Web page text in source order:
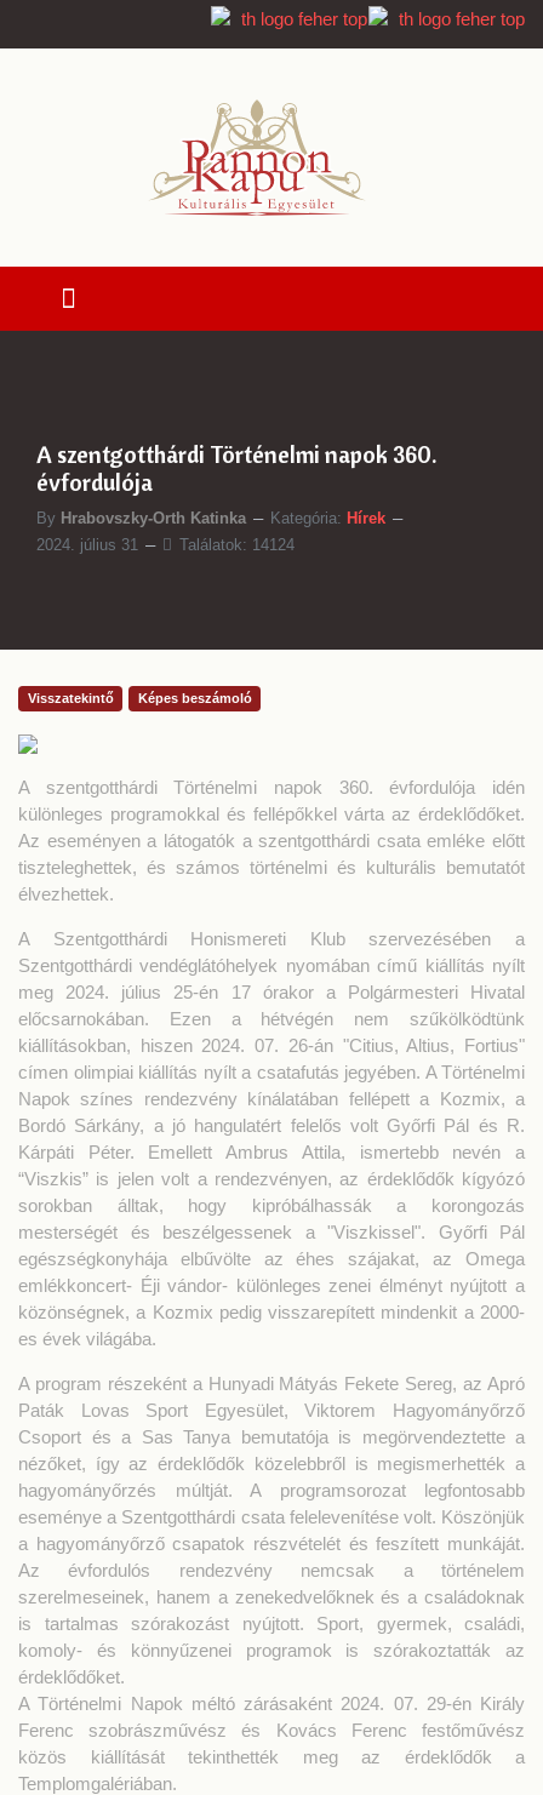
A szentgotthárdi Történelmi napok 360.
évfordulója
By Hrabovszky-Orth Katinka Kategória: Hírek
2024. július 31
Találatok: 14124
Visszatekintő Képes beszámoló
A szentgotthárdi Történelmi napok 360. évfordulója idén
különleges programokkal és fellépőkkel várta az érdeklődőket.
Az eseményen a látogatók a szentgotthárdi csata emléke előtt
tiszteleghettek, és számos történelmi és kulturális bemutatót
élvezhettek.
A Szentgotthárdi Honismereti Klub szervezésében a
Szentgotthárdi vendéglátóhelyek nyomában című kiállítás nyílt
meg 2024. július 25-én 17 órakor a Polgármesteri Hivatal
előcsarnokában. Ezen a hétvégén nem szűkölködtünk
kiállításokban, hiszen 2024. 07. 26-án "Citius, Altius, Fortius"
címen olimpiai kiállítás nyílt a csatafutás jegyében. A Történelmi
Napok színes rendezvény kínálatában fellépett a Kozmix, a
Bordó Sárkány, a jó hangulatért felelős volt Győrfi Pál és R.
Kárpáti Péter. Emellett Ambrus Attila, ismertebb nevén a
“Viszkis” is jelen volt a rendezvényen, az érdeklődők kígyózó
sorokban álltak, hogy kipróbálhassák a korongozás
mesterségét és beszélgessenek a "Viszkissel". Győrfi Pál
egészségkonyhája elbűvölte az éhes szájakat, az Omega
emlékkoncert- Éji vándor- különleges zenei élményt nyújtott a
közönségnek, a Kozmix pedig visszarepített mindenkit a 2000-
es évek világába.
A program részeként a Hunyadi Mátyás Fekete Sereg, az Apró
Paták Lovas Sport Egyesület, Viktorem Hagyományőrző
Csoport és a Sas Tanya bemutatója is megörvendeztette a
nézőket, így az érdeklődők közelebbről is megismerhették a
hagyományőrzés múltját. A programsorozat legfontosabb
eseménye a Szentgotthárdi csata felelevenítése volt. Köszönjük
a hagyományőrző csapatok részvételét és feszített munkáját.
Az évfordulós rendezvény nemcsak a történelem
szerelmeseinek, hanem a zenekedvelőknek és a családoknak
is tartalmas szórakozást nyújtott. Sport, gyermek, családi,
komoly- és könnyűzenei programok is szórakoztatták az
érdeklődőket.
A Történelmi Napok méltó zárásaként 2024. 07. 29-én Király
Ferenc szobrászművész és Kovács Ferenc festőművész
közös kiállítását tekinthették meg az érdeklődők a
Templomgalériában.